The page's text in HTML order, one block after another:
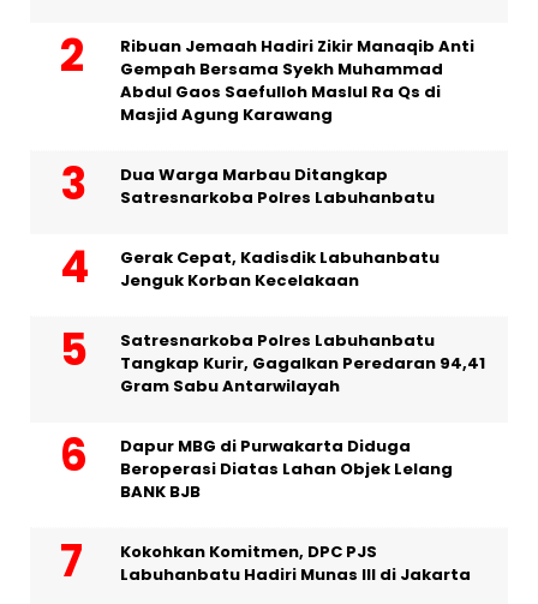
Ribuan Jemaah Hadiri Zikir Manaqib Anti
Gempah Bersama Syekh Muhammad
Abdul Gaos Saefulloh Maslul Ra Qs di
Masjid Agung Karawang
Dua Warga Marbau Ditangkap
Satresnarkoba Polres Labuhanbatu
Gerak Cepat, Kadisdik Labuhanbatu
Jenguk Korban Kecelakaan
Satresnarkoba Polres Labuhanbatu
Tangkap Kurir, Gagalkan Peredaran 94,41
Gram Sabu Antarwilayah
Dapur MBG di Purwakarta Diduga
Beroperasi Diatas Lahan Objek Lelang
BANK BJB
Kokohkan Komitmen, DPC PJS
Labuhanbatu Hadiri Munas III di Jakarta